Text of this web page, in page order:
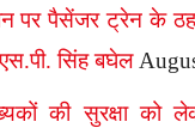
पर पैसेंजर ट्रेन के
सिंह बघेल
की सुरक्षा को